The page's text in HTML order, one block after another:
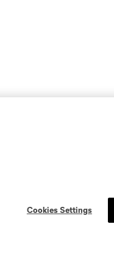
Cookies Settings